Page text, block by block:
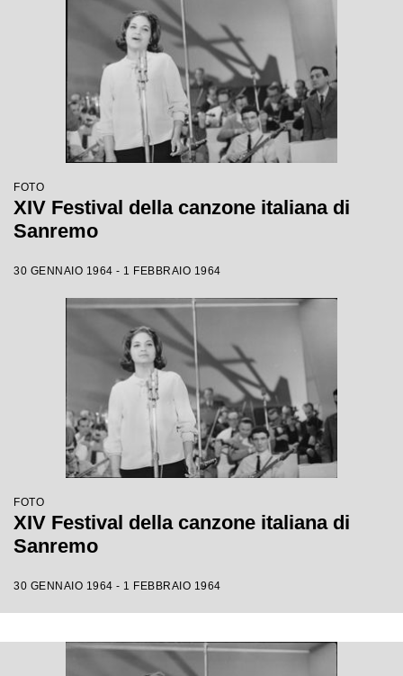
FOTO
XIV Festival della canzone italiana di
Sanremo
30 GENNAIO 1964 - 1 FEBBRAIO 1964
FOTO
XIV Festival della canzone italiana di
Sanremo
30 GENNAIO 1964 - 1 FEBBRAIO 1964